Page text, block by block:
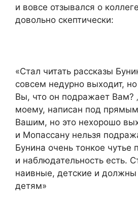
и вовсе отзывался о
довольно скептически:
«Стал читать рассказы
совсем недурно выходит,
Вы, что он подражает Вам?
моему, написан под
Вашим, но это нехорошо
и Мопассану нельзя
Бунина очень тонкое чутье
и наблюдательность есть.
наивные, детские и должны
детям»